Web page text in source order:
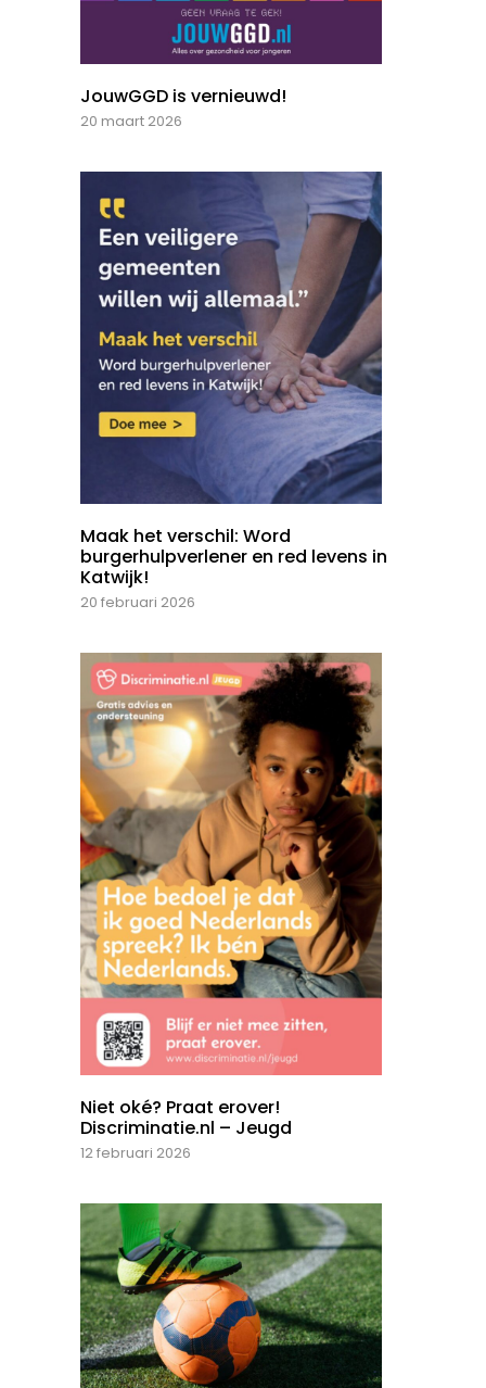
JouwGGD is vernieuwd!
20 maart 2026
Maak het verschil: Word
burgerhulpverlener en red levens in
Katwijk!
20 februari 2026
Niet oké? Praat erover!
Discriminatie.nl – Jeugd
12 februari 2026